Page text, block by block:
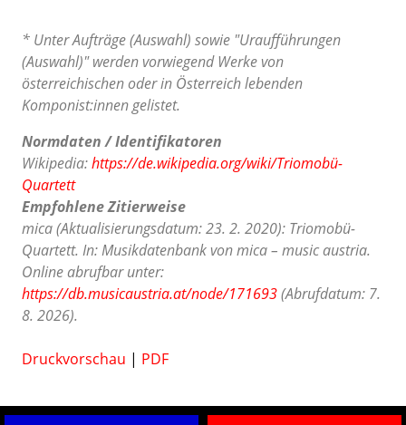
* Unter Aufträge (Auswahl) sowie "Uraufführungen
(Auswahl)" werden vorwiegend Werke von
österreichischen oder in Österreich lebenden
Komponist:innen gelistet.
Normdaten / Identifikatoren
Wikipedia:https://de.wikipedia.org/wiki/Triomobü-
Quartett
Empfohlene Zitierweise
mica (Aktualisierungsdatum: 23. 2. 2020): Triomobü-
Quartett. In: Musikdatenbank von mica – music austria.
Online abrufbar unter:
https://db.musicaustria.at/node/171693(Abrufdatum: 7.
8. 2026).
Druckvorschau | PDF